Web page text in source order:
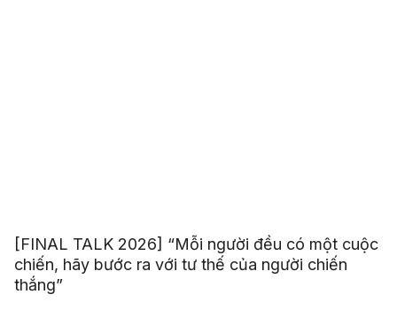
[FINAL TALK 2026] “Mỗi người đều có một cuộc
chiến, hãy bước ra với tư thế của người chiến
thắng”